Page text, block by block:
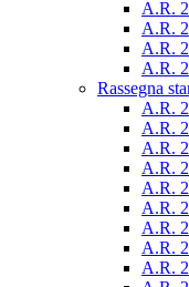
A.R.
A.R.
A.R.
A.R.
Rassegna
A.R.
A.R.
A.R.
A.R.
A.R.
A.R.
A.R.
A.R.
A.R.